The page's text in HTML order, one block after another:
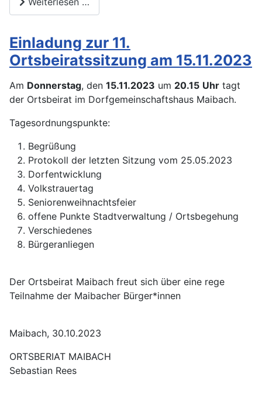
Einladung zur 11.
Ortsbeiratssitzung am 15.11.2023
Am Donnerstag, den 15.11.2023 um 20.15 Uhr tagt
der Ortsbeirat im Dorfgemeinschaftshaus Maibach.
Tagesordnungspunkte:
Begrüßung
Protokoll der letzten Sitzung vom 25.05.2023
Dorfentwicklung
Volkstrauertag
Seniorenweihnachtsfeier
offene Punkte Stadtverwaltung / Ortsbegehung
Verschiedenes
Bürgeranliegen
Der Ortsbeirat Maibach freut sich über eine rege
Teilnahme der Maibacher Bürger*innen
Maibach, 30.10.2023
ORTSBERIAT MAIBACH
Sebastian Rees